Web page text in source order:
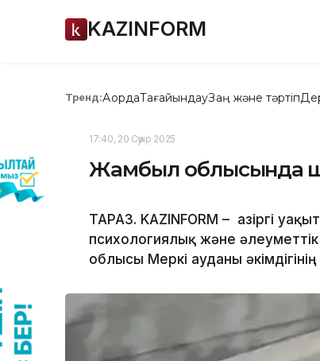
KAZINFORM
Тренд:АқордаТағайындауЗаң және тәртіп
17:40, 20 Сәуір 2025
Жамбыл облысында
ТАРАЗ. KAZINFORM – Қазіргі
психологиялық және
облысы Меркі ауданы